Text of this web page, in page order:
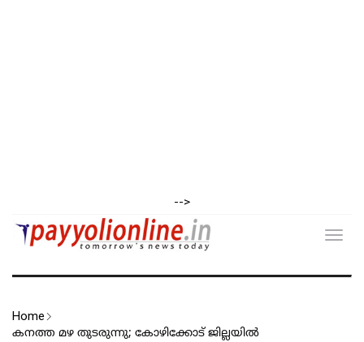
-->
Home
കനത്ത മഴ തുടരുന്നു; കോഴിക്കോട് ജില്ലയിൽ